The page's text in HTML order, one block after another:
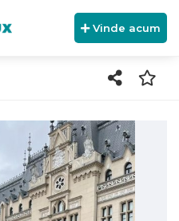
Vinde acum